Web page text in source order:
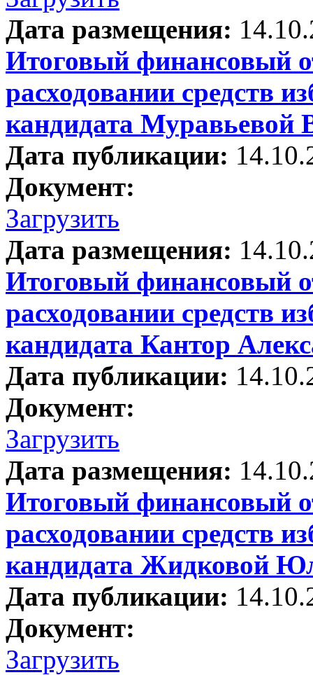
Дата размещения:
Итоговый финансовый
расходовании средств
кандидата
Дата публикации:
Документ:
Загрузить
Дата размещения:
Итоговый финансовый
расходовании средств
кандидата Кантор
Дата публикации:
Документ:
Загрузить
Дата размещения:
Итоговый финансовый
расходовании средств
кандидата Жидковой
Дата публикации:
Документ:
Загрузить